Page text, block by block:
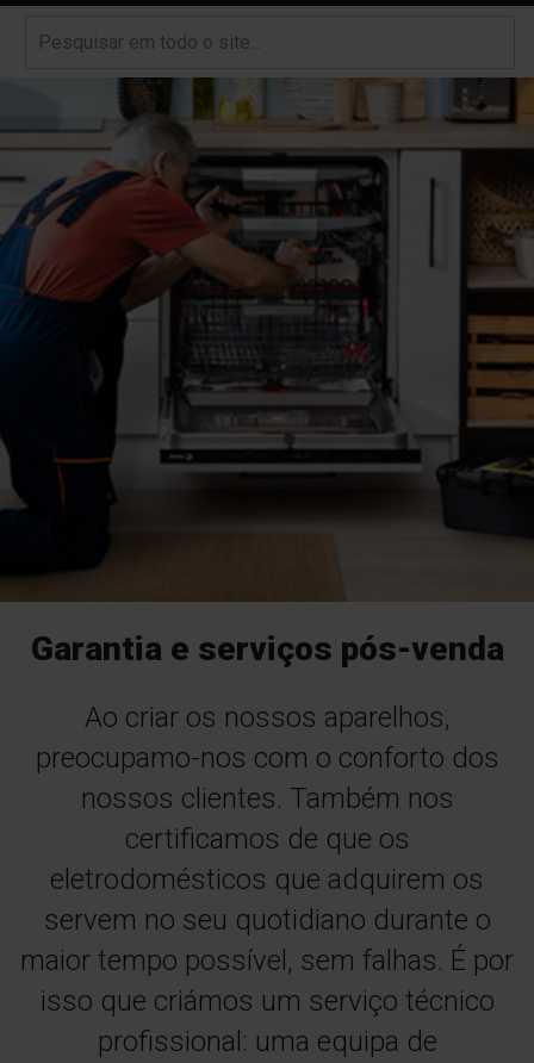
Garantia e serviços pós-venda
Ao criar os nossos aparelhos,
preocupamo-nos com o conforto dos
nossos clientes. Também nos
certificamos de que os
eletrodomésticos que adquirem os
servem no seu quotidiano durante o
maior tempo possível, sem falhas. É por
isso que criámos um serviço técnico
profissional: uma equipa de